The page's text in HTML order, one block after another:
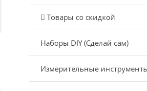
Товары со скидкой
Наборы DIY (Сделай сам)
Измерительные